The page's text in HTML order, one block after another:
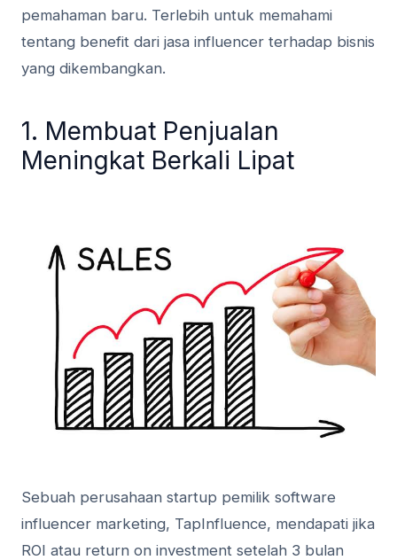
pemahaman baru. Terlebih untuk memahami
tentang benefit dari jasa influencer terhadap bisnis
yang dikembangkan.
1. Membuat Penjualan
Meningkat Berkali Lipat
Sebuah perusahaan startup pemilik software
influencer marketing, TapInfluence, mendapati jika
ROI atau return on investment setelah 3 bulan